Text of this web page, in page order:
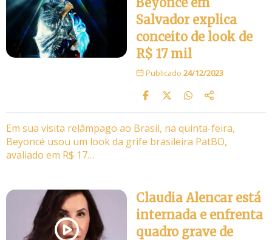
Salvador explica
conceito de look de
R$ 17 mil
Publicado 24/12/2023
Em sua visita relâmpago ao Brasil, na quinta-feira,
Beyoncé usou um look da grife brasileira PatBO,
avaliado em R$ 17…
Claudia Alencar está
internada e enfrenta
quadro grave de